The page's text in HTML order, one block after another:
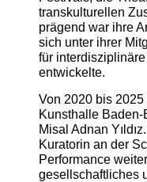
transkulturellen
prägend war ihre
sich unter ihrer
für
entwickelte.
Von 2020 bis
Kunsthalle
Misal Adnan
Kuratorin an der
Performance
gesellschaftliches